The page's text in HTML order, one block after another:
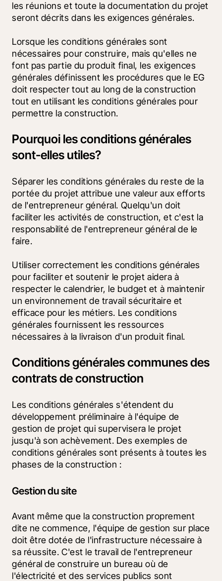
les réunions et toute la documentation du projet
seront décrits dans les exigences générales.
Lorsque les conditions générales sont
nécessaires pour construire, mais qu'elles ne
font pas partie du produit final, les exigences
générales définissent les procédures que le EG
doit respecter tout au long de la construction
tout en utilisant les conditions générales pour
permettre la construction.
Pourquoi les conditions générales
sont-elles utiles?
Séparer les conditions générales du reste de la
portée du projet attribue une valeur aux efforts
de l'entrepreneur général. Quelqu'un doit
faciliter les activités de construction, et c'est la
responsabilité de l'entrepreneur général de le
faire.
Utiliser correctement les conditions générales
pour faciliter et soutenir le projet aidera à
respecter le calendrier, le budget et à maintenir
un environnement de travail sécuritaire et
efficace pour les métiers. Les conditions
générales fournissent les ressources
nécessaires à la livraison d'un produit final.
Conditions générales communes des
contrats de construction
Les conditions générales s'étendent du
développement préliminaire à l'équipe de
gestion de projet qui supervisera le projet
jusqu'à son achèvement. Des exemples de
conditions générales sont présents à toutes les
phases de la construction :
Gestion du site
Avant même que la construction proprement
dite ne commence, l'équipe de gestion sur place
doit être dotée de l'infrastructure nécessaire à
sa réussite. C'est le travail de l'entrepreneur
général de construire un bureau où de
l'électricité et des services publics sont